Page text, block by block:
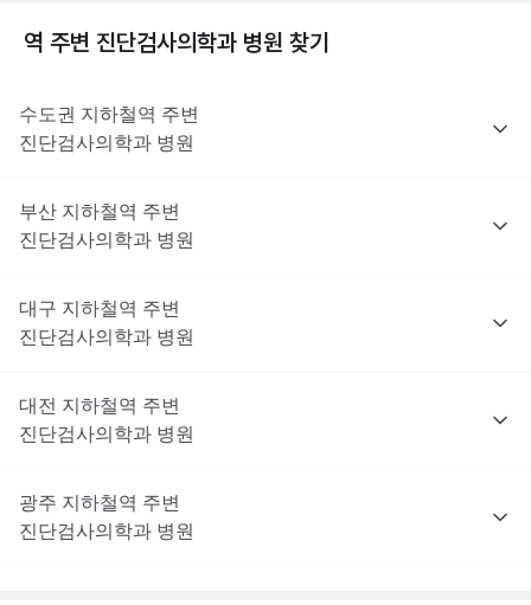
역 주변 진단검사의학과 병원 찾기
수도권 지하철역 주변
진단검사의학과 병원
부산 지하철역 주변
진단검사의학과 병원
대구 지하철역 주변
진단검사의학과 병원
대전 지하철역 주변
진단검사의학과 병원
광주 지하철역 주변
진단검사의학과 병원